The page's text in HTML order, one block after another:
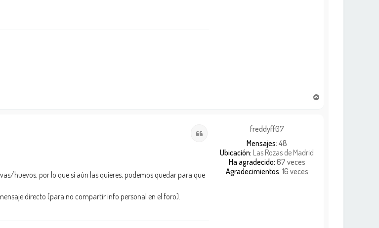
freddyff07
Mensajes: 48
Ubicación: Las Rozas de Madrid
Ha agradecido: 67 veces
Agradecimientos: 16 veces
huevos, por lo que si aún las quieres, podemos quedar para que
directo (para no compartir info personal en el foro).